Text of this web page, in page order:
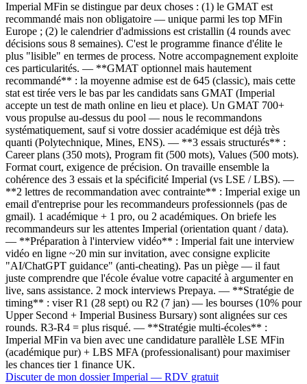
Imperial MFin se distingue par deux choses : (1) le GMAT est
recommandé mais non obligatoire — unique parmi les top MFin
Europe ; (2) le calendrier d'admissions est cristallin (4 rounds avec
décisions sous 8 semaines). C'est le programme finance d'élite le
plus "lisible" en termes de process. Notre accompagnement exploite
ces particularités. — **GMAT optionnel mais hautement
recommandé** : la moyenne admise est de 645 (classic), mais cette
stat est tirée vers le bas par les candidats sans GMAT (Imperial
accepte un test de math online en lieu et place). Un GMAT 700+
vous propulse au-dessus du pool — nous le recommandons
systématiquement, sauf si votre dossier académique est déjà très
quanti (Polytechnique, Mines, ENS). — **3 essais structurés** :
Career plans (350 mots), Program fit (500 mots), Values (500 mots).
Format court, exigence de précision. On travaille ensemble la
cohérence des 3 essais et la spécificité Imperial (vs LSE / LBS). —
**2 lettres de recommandation avec contrainte** : Imperial exige un
email d'entreprise pour les recommandeurs professionnels (pas de
gmail). 1 académique + 1 pro, ou 2 académiques. On briefe les
recommandeurs sur les attentes Imperial (orientation quant / data).
— **Préparation à l'interview vidéo** : Imperial fait une interview
vidéo en ligne ~20 min sur invitation, avec consigne explicite
"AI/ChatGPT guidance" (anti-cheating). Pas un piège — il faut
juste comprendre que l'école évalue votre capacité à argumenter en
live, sans assistance. 2 mock interviews Prepaya. — **Stratégie de
timing** : viser R1 (28 sept) ou R2 (7 jan) — les bourses (10% pour
Upper Second + Imperial Business Bursary) sont alignées sur ces
rounds. R3-R4 = plus risqué. — **Stratégie multi-écoles** :
Imperial MFin va bien avec une candidature parallèle LSE MFin
(académique pur) + LBS MFA (professionalisant) pour maximiser
les chances tier 1 finance UK.
Discuter de mon dossier Imperial — RDV gratuit